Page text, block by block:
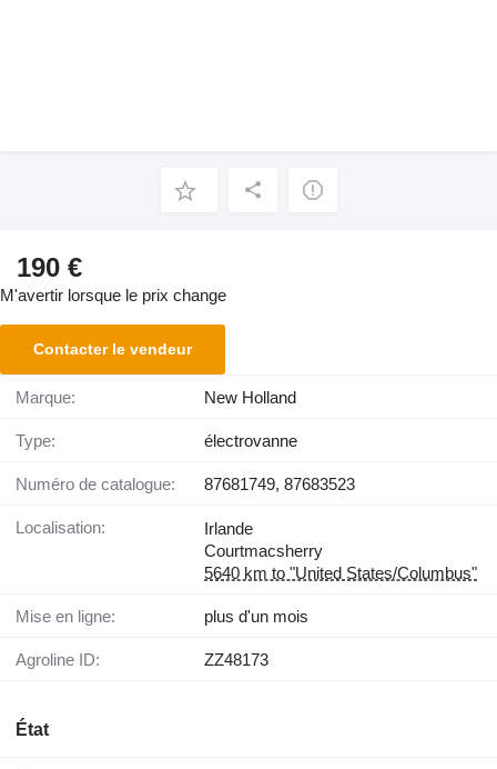
190 €
M'avertir lorsque le prix change
Contacter le vendeur
Marque: New Holland
Type: électrovanne
Numéro de catalogue: 87681749, 87683523
Localisation:
Irlande
Courtmacsherry
5640 km to "United States/Columbus"
Mise en ligne: plus d'un mois
Agroline ID: ZZ48173
État